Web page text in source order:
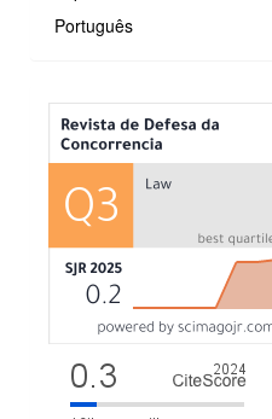
Português
MÉTRICAS